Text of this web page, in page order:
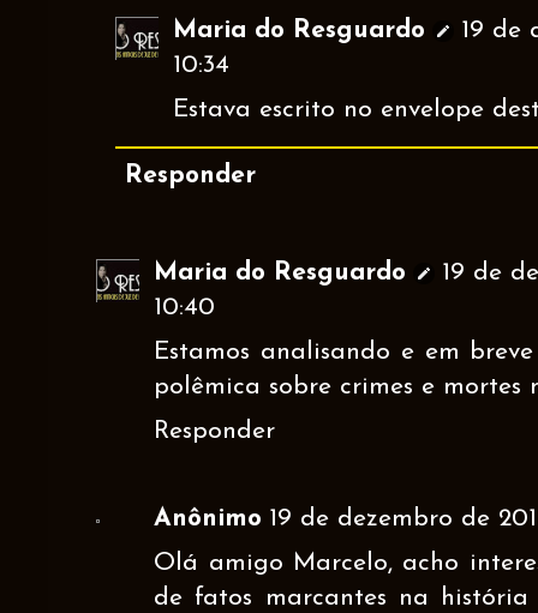
Maria do Resguardo
19 de
10:34
Estava escrito no envelope
Responder
Maria do Resguardo
19 de
10:40
Estamos analisando e em
polêmica sobre crimes e mortes
Responder
Anônimo 19 de dezembro de
Olá amigo Marcelo, acho
de fatos marcantes na história